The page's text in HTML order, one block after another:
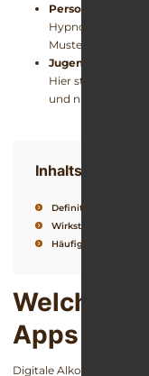
Personen, die
Hypnose, Audio
Muster zu
Jugendliche,
Hier stehen
und
Definition
Wirkstoffe
Häufige Fragen
Welche
Apps gibt
Digitale Alkohol-Apps